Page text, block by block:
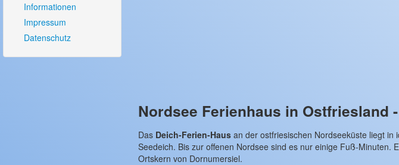
Informationen
Impressum
Datenschutz
Nordsee Ferienhaus in Ostfriesland
Das Deich-Ferien-Haus an der ostfriesischen Nordseeküste liegt in
Seedeich. Bis zur offenen Nordsee sind es nur einige Fuß-Minuten.
Ortskern von Dornumersiel.